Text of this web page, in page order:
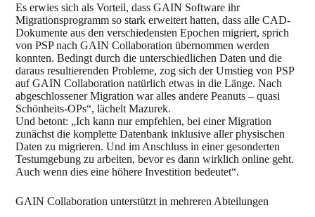
Es erwies sich als Vorteil, dass GAIN Software ihr
Migrationsprogramm so stark erweitert hatten, dass alle CAD-
Dokumente aus den verschiedensten Epochen migriert, sprich
von PSP nach GAIN Collaboration übernommen werden
konnten. Bedingt durch die unterschiedlichen Daten und die
daraus resultierenden Probleme, zog sich der Umstieg von PSP
auf GAIN Collaboration natürlich etwas in die Länge. Nach
abgeschlossener Migration war alles andere Peanuts – quasi
Schönheits-OPs“, lächelt Mazurek.
Und betont: „Ich kann nur empfehlen, bei einer Migration
zunächst die komplette Datenbank inklusive aller physischen
Daten zu migrieren. Und im Anschluss in einer gesonderten
Testumgebung zu arbeiten, bevor es dann wirklich online geht.
Auch wenn dies eine höhere Investition bedeutet“.
GAIN Collaboration unterstützt in mehreren Abteilungen